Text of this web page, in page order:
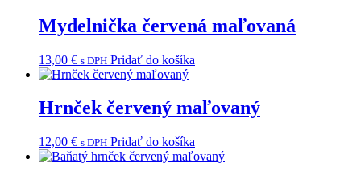
Mydelnička červená maľovaná
13,00 € s DPH Pridať do košíka
Hrnček červený maľovaný
12,00 € s DPH Pridať do košíka